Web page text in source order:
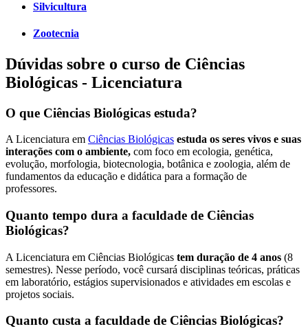
Silvicultura
Zootecnia
Dúvidas sobre o curso de Ciências
Biológicas - Licenciatura
O que Ciências Biológicas estuda?
A Licenciatura em Ciências Biológicas estuda os seres vivos e suas
interações com o ambiente, com foco em ecologia, genética,
evolução, morfologia, biotecnologia, botânica e zoologia, além de
fundamentos da educação e didática para a formação de
professores.
Quanto tempo dura a faculdade de Ciências
Biológicas?
A Licenciatura em Ciências Biológicas tem duração de 4 anos (8
semestres). Nesse período, você cursará disciplinas teóricas, práticas
em laboratório, estágios supervisionados e atividades em escolas e
projetos sociais.
Quanto custa a faculdade de Ciências Biológicas?